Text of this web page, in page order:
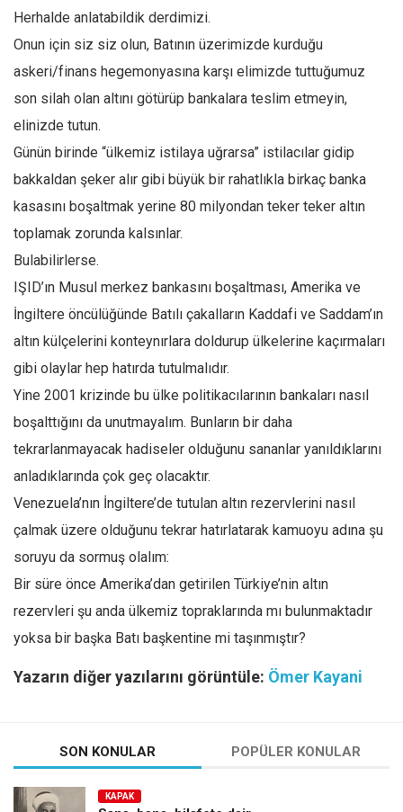
Herhalde anlatabildik derdimizi.
Onun için siz siz olun, Batının üzerimizde kurduğu
askeri/finans hegemonyasına karşı elimizde tuttuğumuz
son silah olan altını götürüp bankalara teslim etmeyin,
elinizde tutun.
Günün birinde “ülkemiz istilaya uğrarsa” istilacılar gidip
bakkaldan şeker alır gibi büyük bir rahatlıkla birkaç banka
kasasını boşaltmak yerine 80 milyondan teker teker altın
toplamak zorunda kalsınlar.
Bulabilirlerse.
IŞID’ın Musul merkez bankasını boşaltması, Amerika ve
İngiltere öncülüğünde Batılı çakalların Kaddafi ve Saddam’ın
altın külçelerini konteynırlara doldurup ülkelerine kaçırmaları
gibi olaylar hep hatırda tutulmalıdır.
Yine 2001 krizinde bu ülke politikacılarının bankaları nasıl
boşalttığını da unutmayalım. Bunların bir daha
tekrarlanmayacak hadiseler olduğunu sananlar yanıldıklarını
anladıklarında çok geç olacaktır.
Venezuela’nın İngiltere’de tutulan altın rezervlerini nasıl
çalmak üzere olduğunu tekrar hatırlatarak kamuoyu adına şu
soruyu da sormuş olalım:
Bir süre önce Amerika’dan getirilen Türkiye’nin altın
rezervleri şu anda ülkemiz topraklarında mı bulunmaktadır
yoksa bir başka Batı başkentine mi taşınmıştır?
Yazarın diğer yazılarını görüntüle: Ömer Kayani
SON KONULAR POPÜLER KONULAR
KAPAK